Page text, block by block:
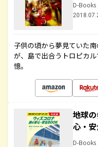
D-Books
子供の頃から夢見ていた
が、島で出合うトロピカ
憶。
地球
心・
D-Books